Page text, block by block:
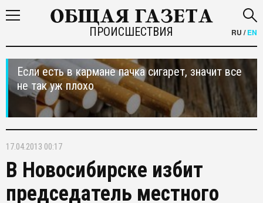
ПРОИСШЕСТВИЯ RU /EN
Если есть в кармане пачка сигарет, значит все
не так уж плохо
17.04.2013 00:17
В Новосибирске избит
председатель местного